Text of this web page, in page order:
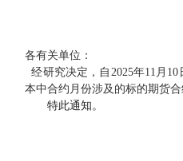
各有关单位：
经研究决定，自 2025年11月
本中合约月份涉及的标的期货
特此通知。